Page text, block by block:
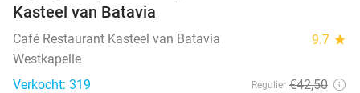
Kasteel van Batavia
Café Restaurant Kasteel van Batavia 9.7 star
Westkapelle
Verkocht: 319
Regulier €42,50